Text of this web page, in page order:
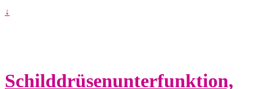
↓
Schilddrüsenunterfunktion,